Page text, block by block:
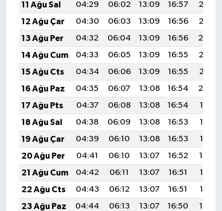
11 Ağu Sal
04:29 06:02 13:09 16:57
20:06
12 Ağu Çar
04:30 06:03 13:09 16:56
20:05
13 Ağu Per
04:32 06:04 13:09 16:56
20:04
14 Ağu Cum
04:33 06:05 13:09 16:55
20:02
15 Ağu Cts
04:34 06:06 13:09 16:55
20:01
16 Ağu Paz
04:35 06:07 13:08 16:54
20:00
17 Ağu Pts
04:37 06:08 13:08 16:54
19:58
18 Ağu Sal
04:38 06:09 13:08 16:53
19:57
19 Ağu Çar
04:39 06:10 13:08 16:53
19:56
20 Ağu Per
04:41 06:10 13:07 16:52
19:54
21 Ağu Cum
04:42 06:11 13:07 16:51
19:53
22 Ağu Cts
04:43 06:12 13:07 16:51
19:52
23 Ağu Paz
04:44 06:13 13:07 16:50
19:50